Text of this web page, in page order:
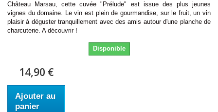
Château Marsau, cette cuvée "Prélude" est issue des plus jeunes
vignes du domaine. Le vin est plein de gourmandise, sur le fruit, un vin
plaisir à déguster tranquillement avec des amis autour d'une planche de
charcuterie. A découvrir !
Disponible
14,90 €
Ajouter au
panier